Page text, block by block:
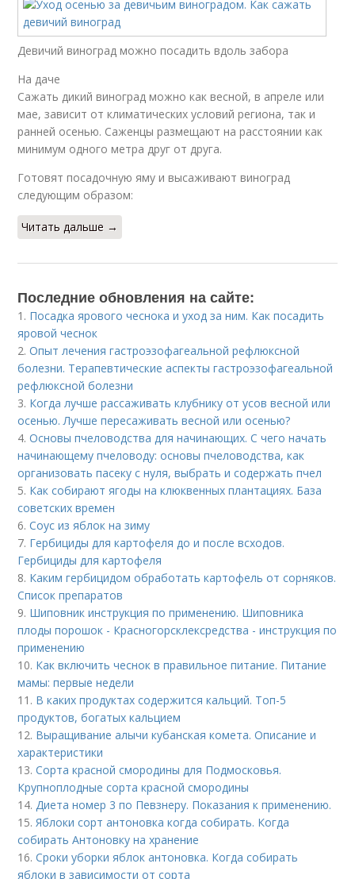
Девичий виноград можно посадить вдоль забора
На даче
Сажать дикий виноград можно как весной, в апреле или
мае, зависит от климатических условий региона, так и
ранней осенью. Саженцы размещают на расстоянии как
минимум одного метра друг от друга.
Готовят посадочную яму и высаживают виноград
следующим образом:
Читать дальше →
Последние обновления на сайте:
1. Посадка ярового чеснока и уход за ним. Как посадить
яровой чеснок
2.Опыт лечения гастроэзофагеальной рефлюксной
болезни. Терапевтические аспекты гастроэзофагеальной
рефлюксной болезни
3. Когда лучше рассаживать клубнику от усов весной или
осенью. Лучше пересаживать весной или осенью?
4.Основы пчеловодства для начинающих. С чего начать
начинающему пчеловоду: основы пчеловодства, как
организовать пасеку с нуля, выбрать и содержать пчел
5. Как собирают ягоды на клюквенных плантациях. База
советских времен
6.Соус из яблок на зиму
7. Гербициды для картофеля до и после всходов.
Гербициды для картофеля
8. Каким гербицидом обработать картофель от сорняков.
Список препаратов
9. Шиповник инструкция по применению. Шиповника
плоды порошок - Красногорсклексредства - инструкция по
применению
10. Как включить чеснок в правильное питание. Питание
мамы: первые недели
11. В каких продуктах содержится кальций. Топ-5
продуктов, богатых кальцием
12. Выращивание алычи кубанская комета. Описание и
характеристики
13.Сорта красной смородины для Подмосковья.
Крупноплодные сорта красной смородины
14.Диета номер 3 по Певзнеру. Показания к применению.
15.Яблоки сорт антоновка когда собирать. Когда
собирать Антоновку на хранение
16.Сроки уборки яблок антоновка. Когда собирать
яблоки в зависимости от сорта